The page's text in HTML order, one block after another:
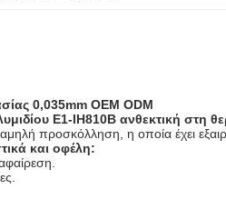
0,035mm OEM ODM
E1-IH810B ανθεκτική στη
προσκόλληση, η οποία έχει
και οφέλη: